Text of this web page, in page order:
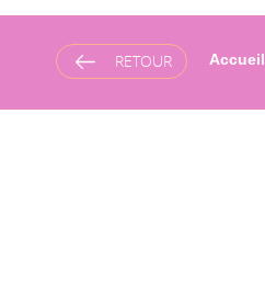
RETOUR Accueil